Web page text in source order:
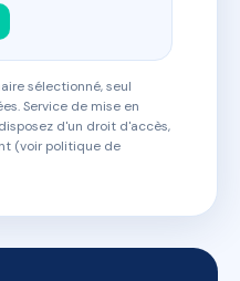
sélectionné, seul
Service de mise en
d'un droit d'accès,
(voir politique de